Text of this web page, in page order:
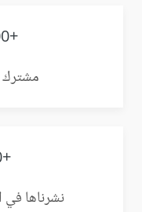
+250,000 طالب
+7,500 مقالة
نشرناها